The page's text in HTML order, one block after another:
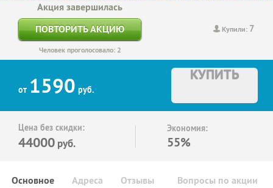
Купили: 7
Акция завершилась
ПОВТОРИТЬ АКЦИЮ
Человек проголосовало: 2
от 1590 руб.
КУПИТЬ
Цена без скидки:
44000 руб.
Экономия:
55%
Основное Отзывы Вопросы по акции
Адреса